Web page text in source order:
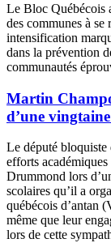
Le Bloc Québécois
des communes à
intensification
dans la prévention
communautés
Martin
d’une
Le député
efforts
Drummond lors
scolaires qu’il a
québécois d’antan
même que leur
lors de cette